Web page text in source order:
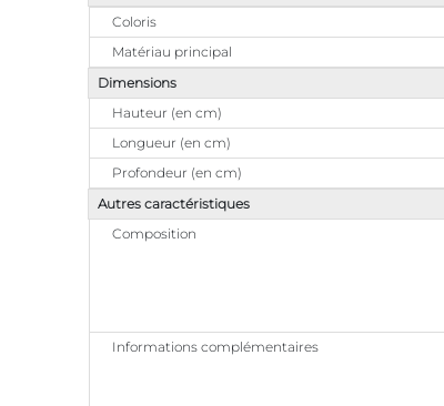
Coloris
Matériau principal
Dimensions
Hauteur (en cm)
Longueur (en cm)
Profondeur (en cm)
Autres caractéristiques
Composition
Informations complémentaires